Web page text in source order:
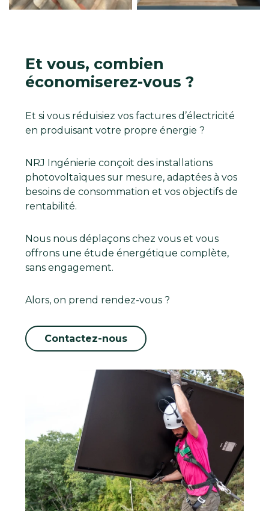
Et vous, combien
économiserez-vous ?
Et si vous réduisiez vos factures d’électricité
en produisant votre propre énergie ?
NRJ Ingénierie conçoit des installations
photovoltaïques sur mesure, adaptées à vos
besoins de consommation et vos objectifs de
rentabilité.
Nous nous déplaçons chez vous et vous
offrons une étude énergétique complète,
sans engagement.
Alors, on prend rendez-vous ?
Contactez-nous